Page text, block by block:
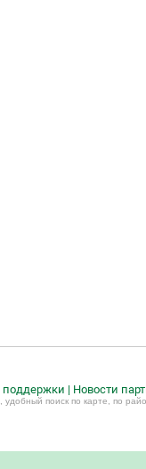
поддержки | Новости
поиск по карте, по